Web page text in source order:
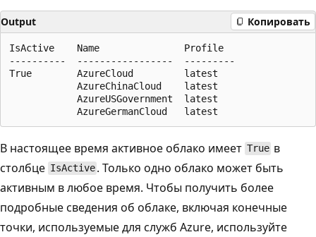
Output Копировать
IsActive    Name               Profile
----------  -----------------  ---------
True        AzureCloud         latest
            AzureChinaCloud    latest
            AzureUSGovernment  latest
В настоящее время активное облако имеет True в
столбце IsActive . Только одно облако может быть
активным в любое время. Чтобы получить более
подробные сведения об облаке, включая конечные
точки, используемые для служб Azure, используйте